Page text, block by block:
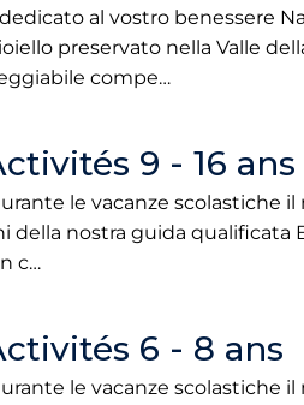
al vostro benessere
preservato nella Valle
compe…
9 - 16 ans
le vacanze scolastiche
nostra guida qualificata
c…
6 - 8 ans
le vacanze scolastiche